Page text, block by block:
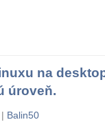
na
úroveň.
| Balin50